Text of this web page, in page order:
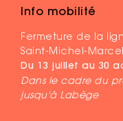
Info mobilité
Fermeture de la
Saint-Michel-
Du 13 juillet au 30
Dans le cadre du
jusqu'à Labège
MENTIONS LÉGALES
PLAN DU SITE
DR ©COMMUNAUTÉ